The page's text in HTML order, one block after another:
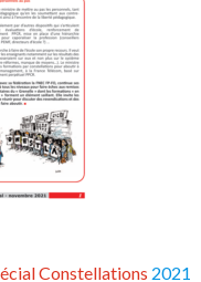
Constellations 2021